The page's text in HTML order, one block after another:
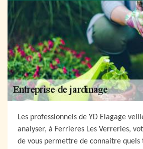
Les professionnels de YD Elagage
analyser, à Ferrieres Les Verreries,
de vous permettre de connaitre quels